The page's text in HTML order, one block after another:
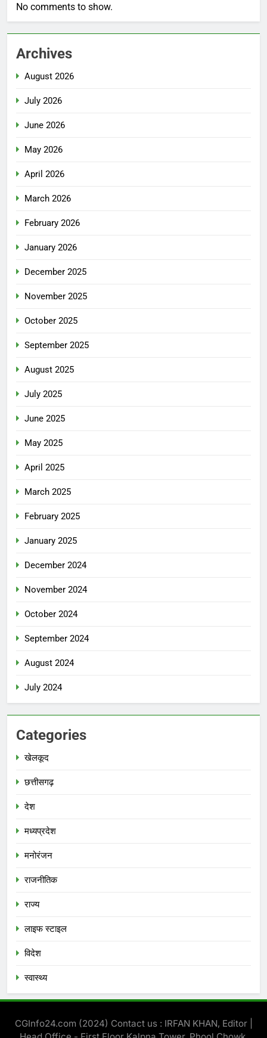
No comments to show.
Archives
August 2026
July 2026
June 2026
May 2026
April 2026
March 2026
February 2026
January 2026
December 2025
November 2025
October 2025
September 2025
August 2025
July 2025
June 2025
May 2025
April 2025
March 2025
February 2025
January 2025
December 2024
November 2024
October 2024
September 2024
August 2024
July 2024
Categories
खेलकूद
छत्तीसगढ़
देश
मध्‍यप्रदेश
मनोरंजन
राजनीतिक
राज्य
लाइफ स्टाइल
विदेश
स्‍वास्‍थ्‍य
CGInfo24.com (2024) Contact us : IRFAN KHAN, Editor |